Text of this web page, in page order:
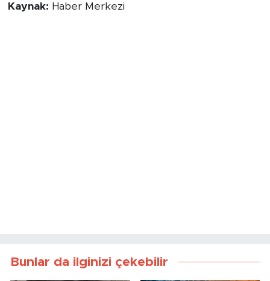
Kaynak: Haber Merkezi
Bunlar da ilginizi çekebilir